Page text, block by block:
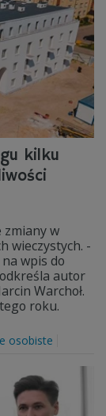
kilku
w
wieczystych. -
wpis do
autor
Warchoł.
roku.
osobiste